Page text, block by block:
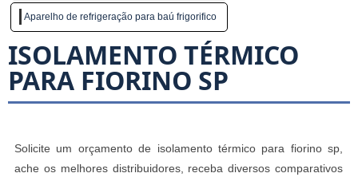
Aparelho de refrigeração para baú frigorifico
ISOLAMENTO TÉRMICO
PARA FIORINO SP
Solicite um orçamento de isolamento térmico para fiorino sp,
ache os melhores distribuidores, receba diversos comparativos